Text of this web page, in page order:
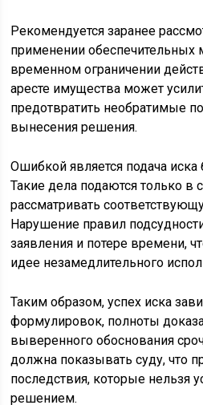
Рекомендуется заранее
применении обеспечительных
временном ограничении
аресте имущества может
предотвратить необратимые
вынесения решения.
Ошибкой является подача
Такие дела подаются только в
рассматривать
Нарушение правил
заявления и потере времени,
идее незамедлительного
Таким образом, успех иска
формулировок, полноты
выверенного обоснования
должна показывать суду, что
последствия, которые нельзя
решением.